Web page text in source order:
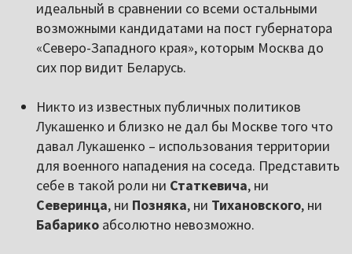
идеальный в сравнении со всеми остальными
возможными кандидатами на пост губернатора
«Северо-Западного края», которым Москва до
сих пор видит Беларусь.
Никто из известных публичных политиков
Лукашенко и близко не дал бы Москве того что
давал Лукашенко – использования территории
для военного нападения на соседа. Представить
себе в такой роли ни Статкевича, ни
Северинца, ни Позняка, ни Тихановского, ни
Бабарико абсолютно невозможно.